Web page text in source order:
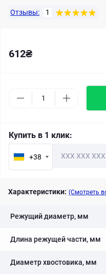
Отзывы: 1
612₴
Купить в 1 клик:
+38
Характеристики: (Смотреть
Режущий диаметр, мм
Длина режущей части, мм
Диаметр хвостовика, мм